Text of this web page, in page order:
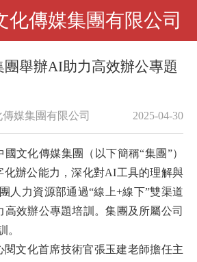
化傳媒集團有限公司
團舉辦AI助力高效辦公專題
媒集團有限公司 2025-04-30
文化傳媒集團（以下簡稱“集團”）
化辦公能力，深化對AI工具的理解與
人力資源部通過“線上+線下”雙渠道
效辦公專題培訓。集團及所屬公司
。
閱文化首席技術官張玉建老師擔任主